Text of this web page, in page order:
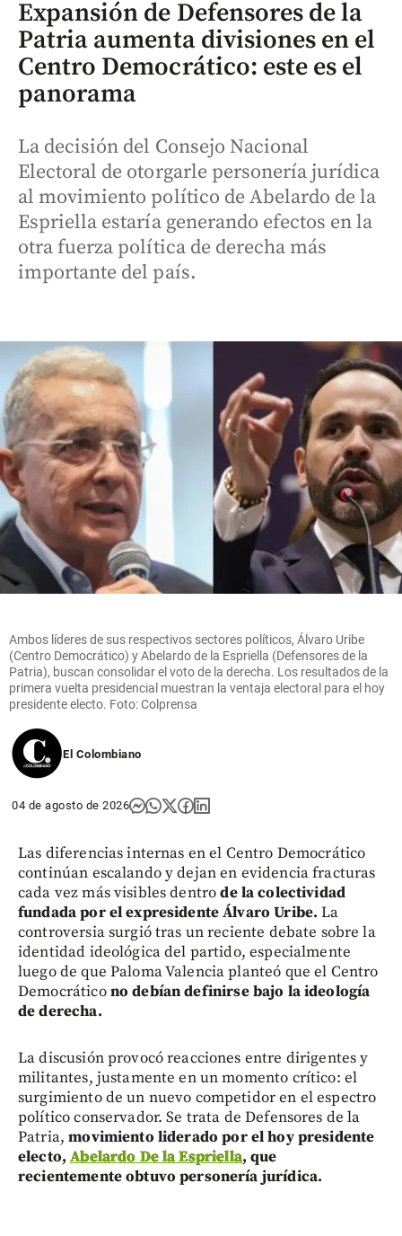
Expansión de Defensores de la
Patria aumenta divisiones en el
Centro Democrático: este es el
panorama
La decisión del Consejo Nacional
Electoral de otorgarle personería jurídica
al movimiento político de Abelardo de la
Espriella estaría generando efectos en la
otra fuerza política de derecha más
importante del país.
Ambos líderes de sus respectivos sectores políticos, Álvaro Uribe
(Centro Democrático) y Abelardo de la Espriella (Defensores de la
Patria), buscan consolidar el voto de la derecha. Los resultados de la
primera vuelta presidencial muestran la ventaja electoral para el hoy
presidente electo. Foto: Colprensa
El Colombiano
04 de agosto de 2026
Las diferencias internas en el Centro Democrático
continúan escalando y dejan en evidencia fracturas
cada vez más visibles dentrode la colectividad
fundada por el expresidente Álvaro Uribe.La
controversia surgió tras un reciente debate sobre la
identidad ideológica del partido, especialmente
luego de que Paloma Valencia planteó que el Centro
Democráticono debían definirse bajo la ideología
de derecha.
La discusión provocó reacciones entre dirigentes y
militantes, justamente en un momento crítico: el
surgimiento de un nuevo competidor en el espectro
político conservador. Se trata de Defensores de la
Patria,movimiento liderado por el hoy presidente
electo,Abelardo De la Espriella, que
recientemente obtuvo personería jurídica.